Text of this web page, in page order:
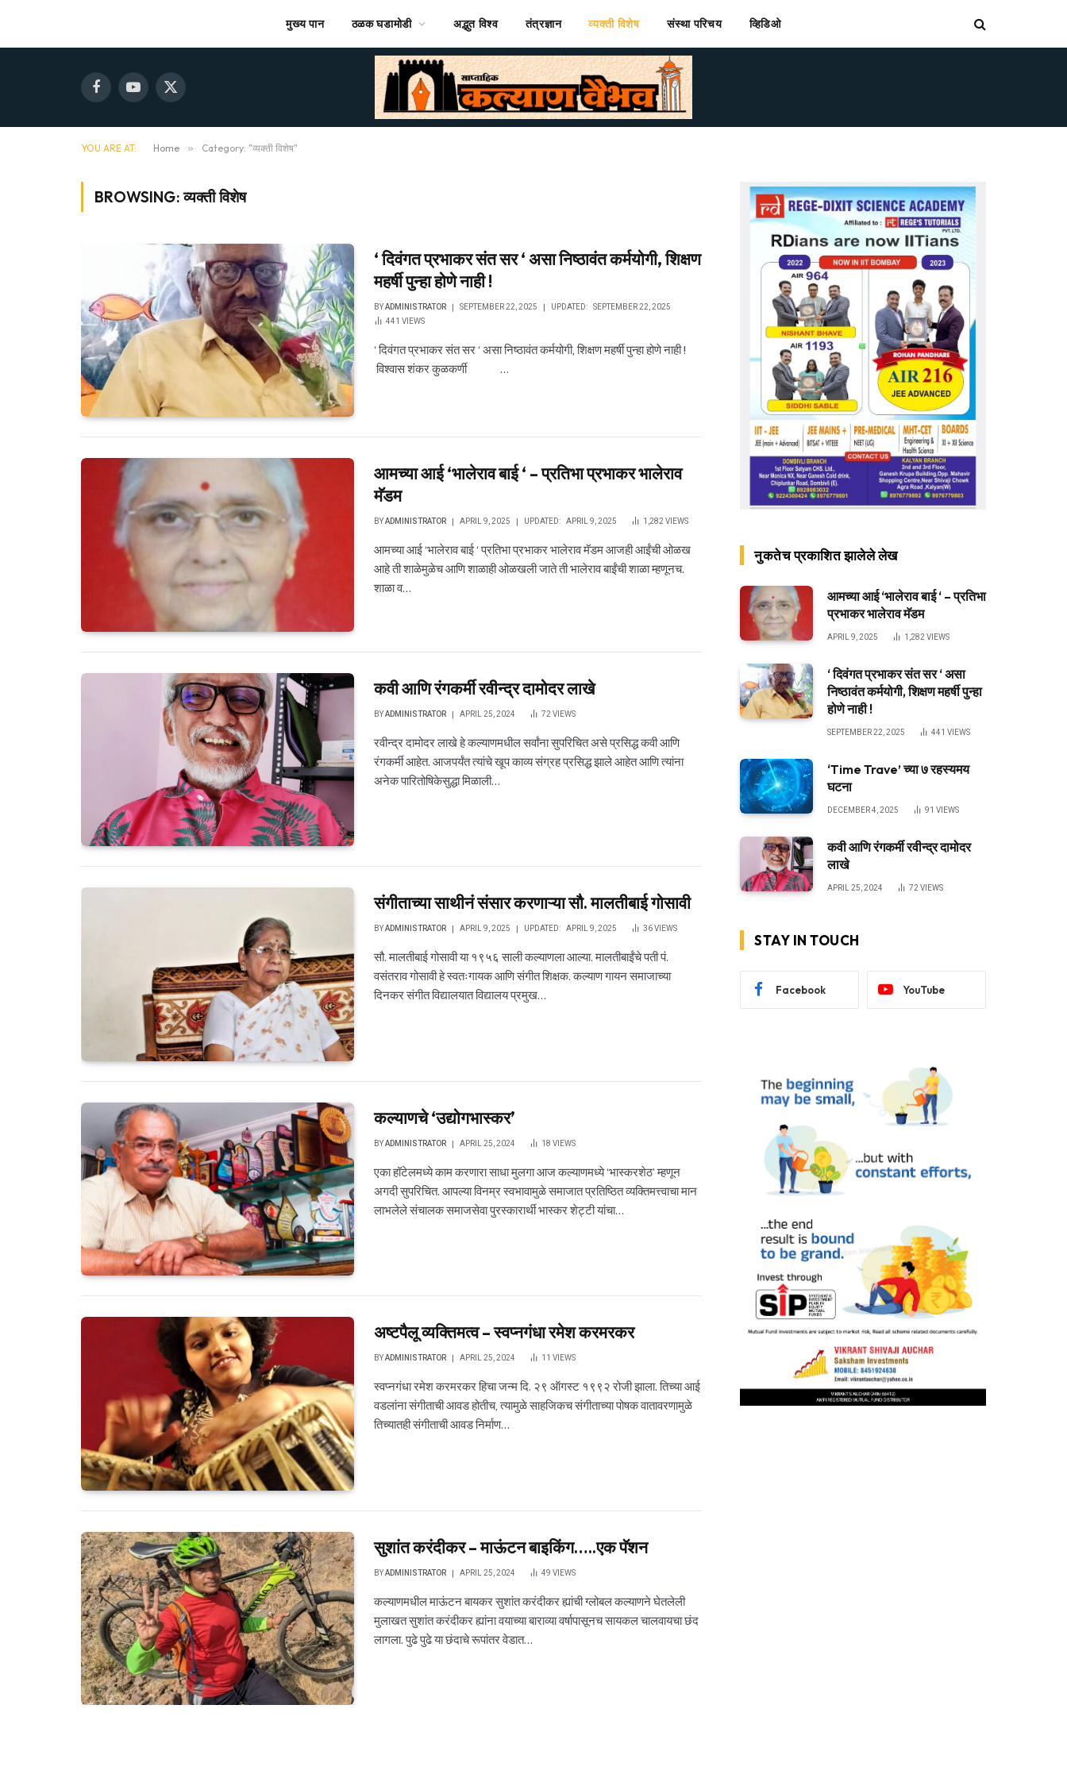
मुख्य पान ठळक घडामोडी अद्भुत विश्व तंत्रज्ञान व्यक्ती विशेष संस्था परिचय व्हिडिओ
FacebookYouTube
X
YOU ARE AT: Home » Category: "व्यक्ती विशेष"
BROWSING:व्यक्ती विशेष
‘ दिवंगत प्रभाकर संत सर ‘ असा निष्ठावंत कर्मयोगी, शिक्षण
महर्षी पुन्हा होणे नाही !
BYADMINISTRATOR SEPTEMBER 22, 2025 UPDATED:
SEPTEMBER 22, 2025
441VIEWS
‘ दिवंगत प्रभाकर संत सर ‘ असा निष्ठावंत कर्मयोगी, शिक्षण महर्षी पुन्हा होणे नाही !
विश्वास शंकर कुळकर्णी …
आमच्या आई ‘भालेराव बाई ‘ – प्रतिभा प्रभाकर भालेराव
मॅडम
BYADMINISTRATOR APRIL 9, 2025 UPDATED: APRIL 9, 2025 1,282VIEWS
आमच्या आई ‘भालेराव बाई ‘ प्रतिभा प्रभाकर भालेराव मॅडम आजही आईंची ओळख
आहे ती शाळेमुळेच आणि शाळाही ओळखली जाते ती भालेराव बाईंची शाळा म्हणूनच.
शाळा व…
कवी आणि रंगकर्मी रवीन्द्र दामोदर लाखे
BYADMINISTRATOR APRIL 25, 2024 72VIEWS
रवीन्द्र दामोदर लाखे हे कल्याणमधील सर्वांना सुपरिचित असे प्रसिद्ध कवी आणि
रंगकर्मी आहेत. आजपर्यंत त्यांचे खूप काव्य संग्रह प्रसिद्ध झाले आहेत आणि त्यांना
अनेक पारितोषिकेसुद्धा मिळाली…
संगीताच्या साथीनं संसार करणाऱ्या सौ. मालतीबाई गोसावी
BYADMINISTRATOR APRIL 9, 2025 UPDATED: APRIL 9, 2025 36VIEWS
सौ. मालतीबाई गोसावी या १९५६ साली कल्याणला आल्या. मालतीबाईंचे पती पं.
वसंतराव गोसावी हे स्वतःगायक आणि संगीत शिक्षक. कल्याण गायन समाजाच्या
दिनकर संगीत विद्यालयात विद्यालय प्रमुख…
कल्याणचे ‘उद्योगभास्कर’
BYADMINISTRATOR APRIL 25, 2024 18VIEWS
एका हॉटेलमध्ये काम करणारा साधा मुलगा आज कल्याणमध्ये ‘भास्करशेठ’ म्हणून
अगदी सुपरिचित. आपल्या विनम्र स्वभावामुळे समाजात प्रतिष्ठित व्यक्तिमत्त्वाचा मान
लाभलेले संचालक समाजसेवा पुरस्कारार्थी भास्कर शेट्टी यांचा…
अष्टपैलू व्यक्तिमत्व – स्वप्नगंधा रमेश करमरकर
BYADMINISTRATOR APRIL 25, 2024 11VIEWS
स्वप्नगंधा रमेश करमरकर हिचा जन्म दि. २९ ऑगस्ट १९९२ रोजी झाला. तिच्या आई
वडलांना संगीताची आवड होतीच, त्यामुळे साहजिकच संगीताच्या पोषक वातावरणामुळे
तिच्यातही संगीताची आवड निर्माण…
सुशांत करंदीकर – माऊंटन बाइकिंग…..एक पॅशन
BYADMINISTRATOR APRIL 25, 2024 49VIEWS
कल्याणमधील माऊंटन बायकर सुशांत करंदीकर ह्यांची ग्लोबल कल्याणने घेतलेली
मुलाखत सुशांत करंदीकर ह्यांना वयाच्या बाराव्या वर्षापासूनच सायकल चालवायचा छंद
लागला. पुढे पुढे या छंदाचे रूपांतर वेडात…
नुकतेच प्रकाशित झालेले लेख
आमच्या आई ‘भालेराव बाई ‘ – प्रतिभा
प्रभाकर भालेराव मॅडम
APRIL 9, 2025 1,282 VIEWS
‘ दिवंगत प्रभाकर संत सर ‘ असा
निष्ठावंत कर्मयोगी, शिक्षण महर्षी पुन्हा
होणे नाही !
SEPTEMBER 22, 2025 441 VIEWS
‘Time Trave’ च्या ७ रहस्यमय
घटना
DECEMBER 4, 2025 91 VIEWS
कवी आणि रंगकर्मी रवीन्द्र दामोदर
लाखे
APRIL 25, 2024 72 VIEWS
STAY IN TOUCH
Facebook YouTube